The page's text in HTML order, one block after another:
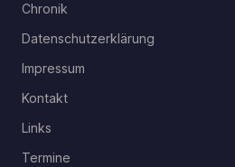
Chronik
Datenschutzerklärung
Impressum
Kontakt
Links
Termine